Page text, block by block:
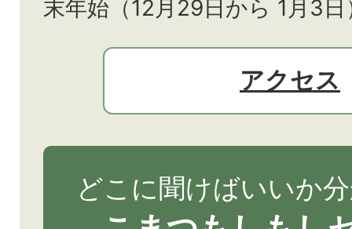
末年始（12月29日から 1月3
アクセス
どこに聞けばいいか